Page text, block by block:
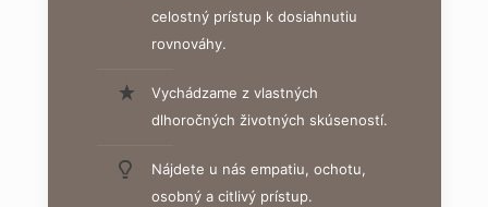
celostný prístup k dosiahnutiu
rovnováhy.
Vychádzame z vlastných
dlhoročných životných skúseností.
Nájdete u nás empatiu, ochotu,
osobný a citlivý prístup.